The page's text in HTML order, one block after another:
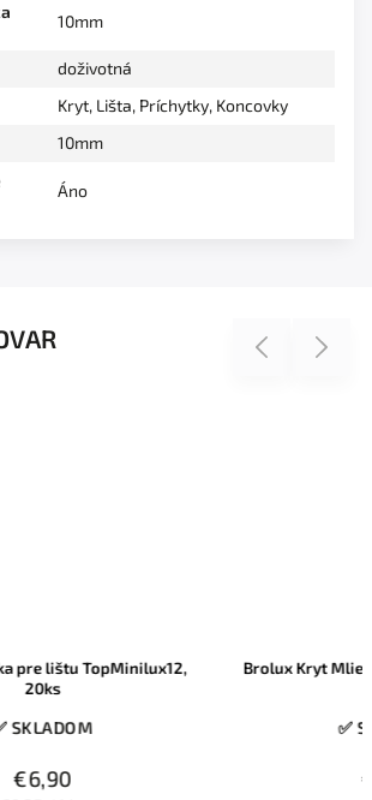
10mm
doživotná
Kryt, Lišta, Príchytky, Koncovky
10mm
Áno
Previous
lištu TopMinilux12,
20ks
€6,90
Brolux Kryt Mliečny
✅
Next